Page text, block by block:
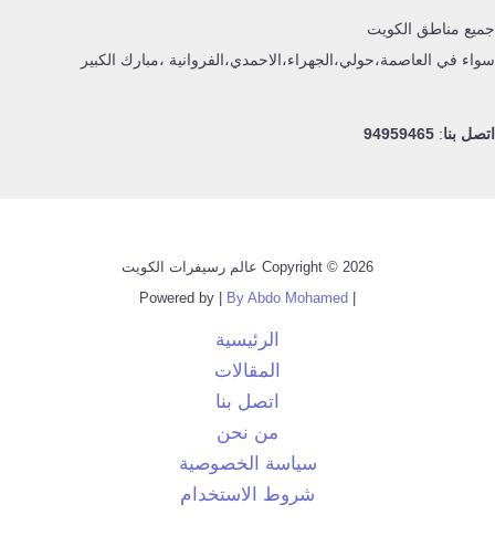
جميع مناطق الكويت
سواء في العاصمة،حولي،الجهراء،الاحمدي،الفروانية ،مبارك الكبير
اتصل بنا:
94959465
Copyright © 2026 عالم رسيفرات الكويت
By Abdo Mohamed
الرئيسية
المقالات
اتصل بنا
من نحن
سياسة الخصوصية
شروط الاستخدام